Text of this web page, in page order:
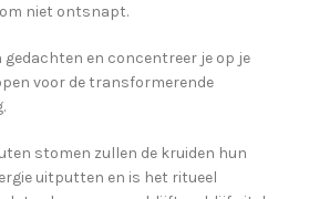
niet ontsnapt.
gedachten en concentreer je op je
voor de transformerende
stomen zullen de kruiden hun
uitputten en is het ritueel